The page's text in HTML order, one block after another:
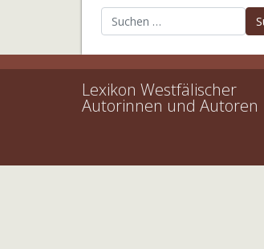
Lexikon Westfälischer
Autorinnen und Autoren